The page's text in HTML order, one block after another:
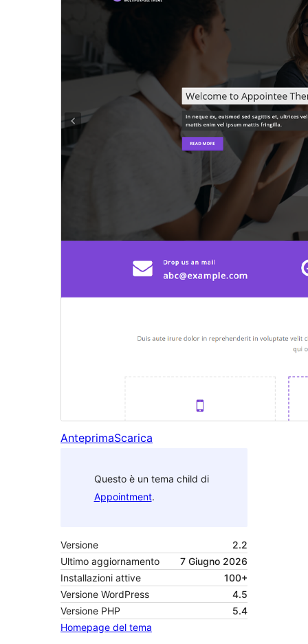
AnteprimaScarica
Questo è un tema child di
Appointment.
Versione
2.2
Ultimo aggiornamento
7 Giugno 2026
Installazioni attive
100+
Versione WordPress
4.5
Versione PHP
5.4
Homepage del tema